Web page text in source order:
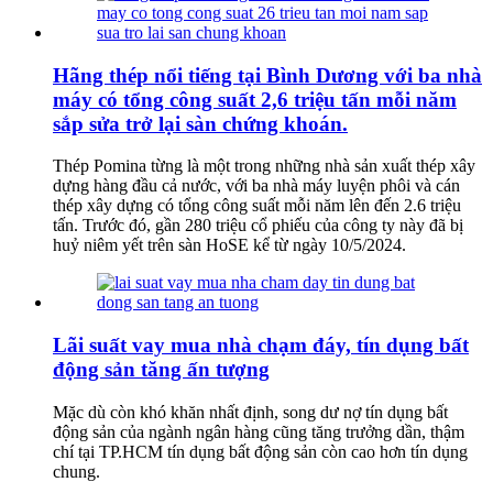
Hãng thép nổi tiếng tại Bình Dương với ba nhà
máy có tổng công suất 2,6 triệu tấn mỗi năm
sắp sửa trở lại sàn chứng khoán.
Thép Pomina từng là một trong những nhà sản xuất thép xây
dựng hàng đầu cả nước, với ba nhà máy luyện phôi và cán
thép xây dựng có tổng công suất mỗi năm lên đến 2.6 triệu
tấn. Trước đó, gần 280 triệu cổ phiếu của công ty này đã bị
huỷ niêm yết trên sàn HoSE kể từ ngày 10/5/2024.
Lãi suất vay mua nhà chạm đáy, tín dụng bất
động sản tăng ấn tượng
Mặc dù còn khó khăn nhất định, song dư nợ tín dụng bất
động sản của ngành ngân hàng cũng tăng trưởng dần, thậm
chí tại TP.HCM tín dụng bất động sản còn cao hơn tín dụng
chung.